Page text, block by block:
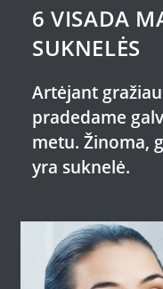
6 VISADA
SUKNELĖS
Artėjant
pradedame
metu. Žinoma,
yra suknelė.